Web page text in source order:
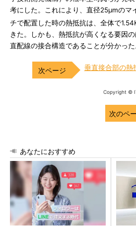
考にした。これにより、直径25μmのマ
チで配置した時の熱抵抗は、全体で
きた。しかも、熱抵抗が高くなる要因
直配線の接合構造であることが分かった
垂直接合部の熱
Copyright ©
次のペ
あなたにおすすめ